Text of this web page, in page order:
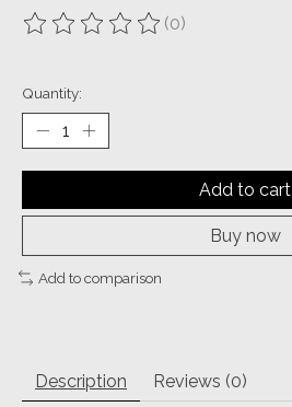
The rating of this product is
(0)
Quantity:
Add to cart
Buy now
Add to comparison
Description Reviews (0)